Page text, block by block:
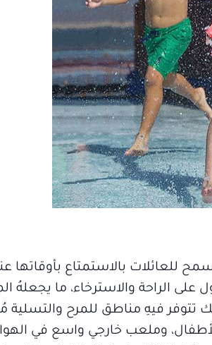
للعائلات بالاستمتاع بأوقاتها
الراحة والاسترخاء، ما يجعلهُ
تتوفر فيهِ مناطق للمرح
وملعب خارجي واسع في